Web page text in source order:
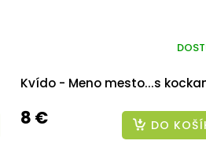
Kvído - Meno mesto...s
8 € DO